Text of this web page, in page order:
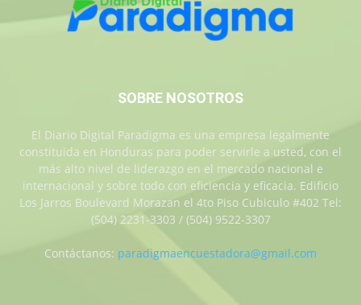
SOBRE NOSOTROS
El Diario Digital Paradigma es una empresa legalmente
constituida en Honduras para poder servirle a usted, con el
más alto nivel de liderazgo en el mercado nacional e
internacional y sobre todo con eficiencia y eficacia. Edificio
Los Jarros Boulevard Morazan el 4to Piso Cubiculo #402 Tel:
(504) 2231-3303 / (504) 9522-3307
Contáctanos: paradigmaencuestadora@gmail.com